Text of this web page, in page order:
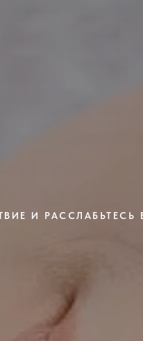
И РАССЛАБЬТЕСЬ